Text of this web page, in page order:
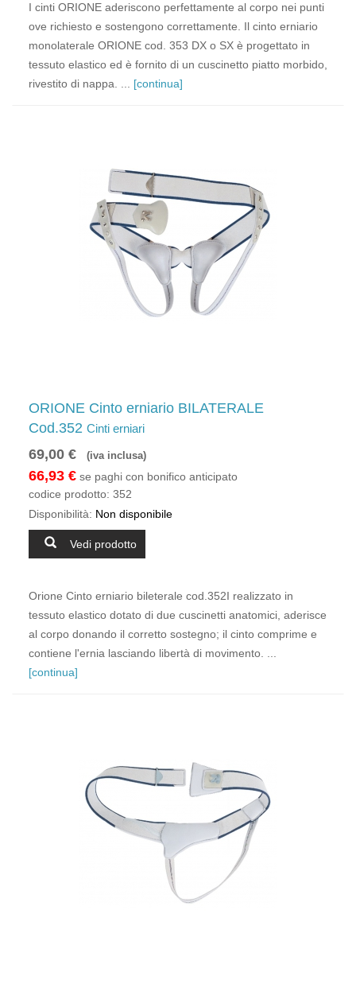
I cinti ORIONE aderiscono perfettamente al corpo nei punti
ove richiesto e sostengono correttamente. Il cinto erniario
monolaterale ORIONE cod. 353 DX o SX è progettato in
tessuto elastico ed è fornito di un cuscinetto piatto morbido,
rivestito di nappa. ... [continua]
ORIONE Cinto erniario BILATERALE
Cod.352 Cinti erniari
69,00 € (iva inclusa)
66,93 € se paghi con bonifico anticipato
codice prodotto: 352
Disponibilità: Non disponibile
Vedi prodotto
Orione Cinto erniario bileterale cod.352I realizzato in
tessuto elastico dotato di due cuscinetti anatomici, aderisce
al corpo donando il corretto sostegno; il cinto comprime e
contiene l'ernia lasciando libertà di movimento. ...
[continua]